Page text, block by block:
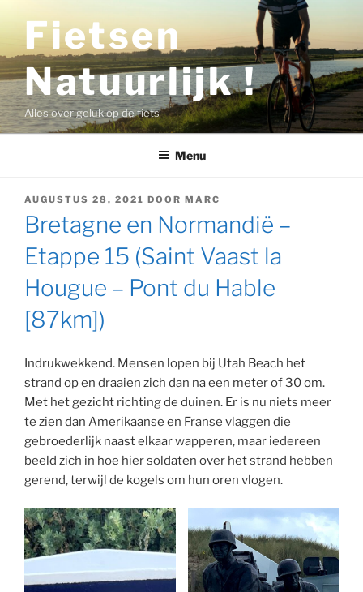
inhoud
Fietsen
Natuurlijk !
Alles over geluk op de fiets
Menu
GEPLAATST
OP
AUGUSTUS 28, 2021 DOOR MARC
Bretagne en Normandië –
Etappe 15 (Saint Vaast la
Hougue – Pont du Hable
[87km])
Indrukwekkend. Mensen lopen bij Utah Beach het
strand op en draaien zich dan na een meter of 30 om.
Met het gezicht richting de duinen. Er is nu niets meer
te zien dan Amerikaanse en Franse vlaggen die
gebroederlijk naast elkaar wapperen, maar iedereen
beeld zich in hoe hier soldaten over het strand hebben
gerend, terwijl de kogels om hun oren vlogen.